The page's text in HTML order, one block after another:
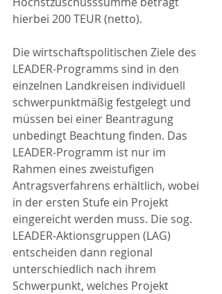
hierbei 200 TEUR (netto).
Die wirtschaftspolitischen Ziele des
LEADER-Programms sind in den
einzelnen Landkreisen individuell
schwerpunktmäßig festgelegt und
müssen bei einer Beantragung
unbedingt Beachtung finden. Das
LEADER-Programm ist nur im
Rahmen eines zweistufigen
Antragsverfahrens erhältlich, wobei
in der ersten Stufe ein Projekt
eingereicht werden muss. Die sog.
LEADER-Aktionsgruppen (LAG)
entscheiden dann regional
unterschiedlich nach ihrem
Schwerpunkt, welches Projekt